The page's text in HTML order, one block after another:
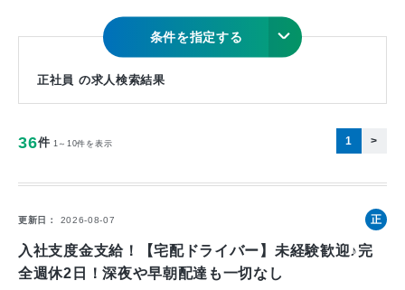
条件を指定する
正社員 の求人検索結果
36件 1～10件を表示 1 >
更新日 2026-08-07
正
社
入社支度金支給！【宅配ドライバー】未経験歓迎♪完
全週休2日！深夜や早朝配達も一切なし